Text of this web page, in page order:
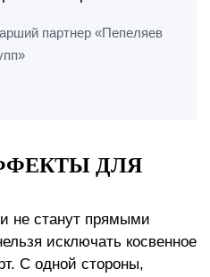
партнер «Пепеляев
ДЛЯ
не станут прямыми
исключать косвенное
С одной стороны,